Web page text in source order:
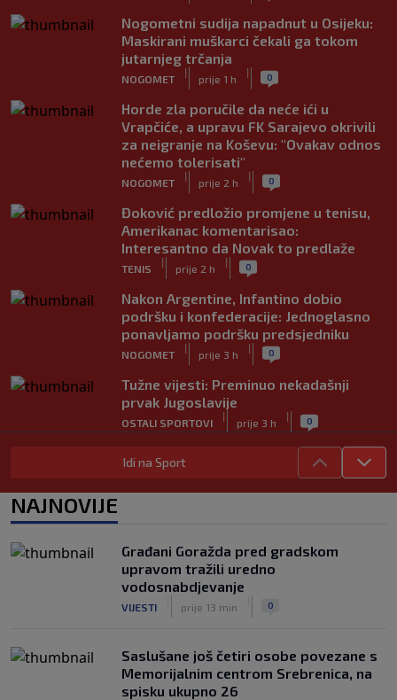
Nogometni sudija napadnut u Osijeku:
Maskirani muškarci čekali ga tokom
jutarnjeg trčanja
NOGOMET
|
prije 1 h
| 0
Horde zla poručile da neće ići u
Vrapčiće, a upravu FK Sarajevo okrivili
za neigranje na Koševu: "Ovakav odnos
nećemo tolerisati"
NOGOMET
|
prije 2 h
| 0
Đoković predložio promjene u tenisu,
Amerikanac komentarisao:
Interesantno da Novak to predlaže
TENIS
|
prije 2 h
| 0
Nakon Argentine, Infantino dobio
podršku i konfederacije: Jednoglasno
ponavljamo podršku predsjedniku
NOGOMET
|
prije 3 h
| 0
Tužne vijesti: Preminuo nekadašnji
prvak Jugoslavije
OSTALI SPORTOVI
|
prije 3 h
| 0
Pravna bitka Luke Dončića i Anamarije
Goltes seli se u Sloveniju: Spominje se
BiH: Željezničar protiv novajlije na
Grbavici
NOGOMET
|
prije 4 h
Idi na Sport
NAJNOVIJE
Građani Goražda pred gradskom
upravom tražili uredno
vodosnabdjevanje
VIJESTI prije 13 min 0
Saslušane još četiri osobe povezane s
Memorijalnim centrom Srebrenica, na
spisku ukupno 26